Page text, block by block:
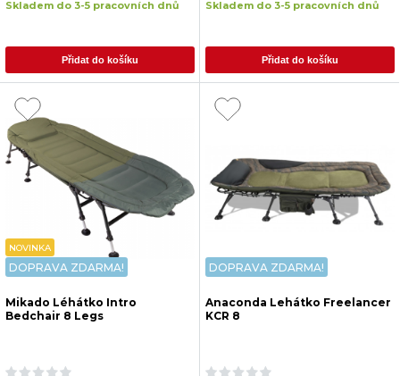
Skladem do 3-5 pracovních dnů
Přidat do košíku
Skladem do 3-5 pracovních dnů
Přidat do košíku
NOVINKA
DOPRAVA ZDARMA!
Mikado Léhátko Intro
Bedchair 8 Legs
DOPRAVA ZDARMA!
Anaconda Lehátko Freelancer
KCR 8